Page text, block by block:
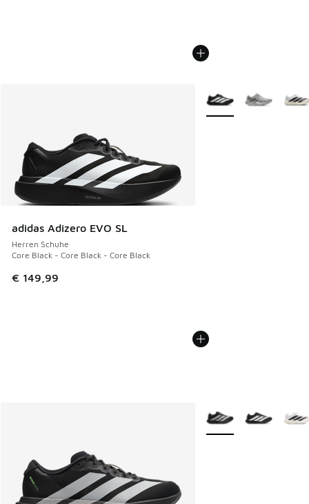
adidas Adizero EVO SL
Herren Schuhe
Core Black - Core Black - Core Black
€ 149,99
Weitere Farben
Weitere Farben